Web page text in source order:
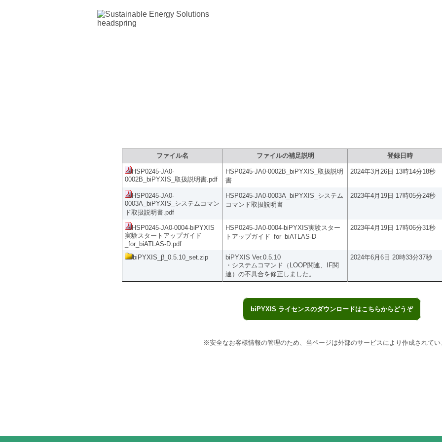
ファイル名 ファイルの補足説明 登録日時
HSP0245-JA0-
0002B_biPYXIS_取扱説明書.pdf
HSP0245-JA0-0002B_biPYXIS_取扱説明
書
2024年3月26日 13時14分18秒
HSP0245-JA0-
0003A_biPYXIS_システムコマン
ド取扱説明書.pdf
HSP0245-JA0-0003A_biPYXIS_システム
コマンド取扱説明書
2023年4月19日 17時05分24秒
HSP0245-JA0-0004-biPYXIS
実験スタートアップガイド
_for_biATLAS-D.pdf
HSP0245-JA0-0004-biPYXIS実験スター
トアップガイド_for_biATLAS-D
2023年4月19日 17時06分31秒
biPYXIS_β_0.5.10_set.zip
biPYXIS Ver.0.5.10
・システムコマンド（LOOP関連、IF関
連）の不具合を修正しました。
2024年6月6日 20時33分37秒
biPYXIS ライセンスのダウンロードはこちらからどうぞ
※安全なお客様情報の管理のため、当ページは外部のサービスにより作成されてい